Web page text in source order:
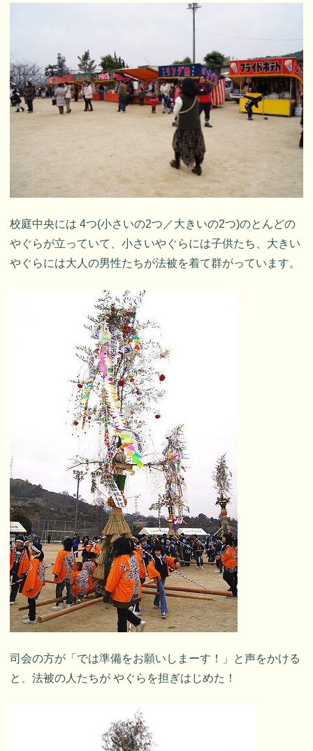
校庭中央には 4つ(小さいの2つ／大きいの2つ)のとんどの
やぐらが立っていて、小さいやぐらには子供たち、大きい
やぐらには大人の男性たちが法被を着て群がっています。
司会の方が「では準備をお願いしまーす！」と声をかける
と、法被の人たちが やぐらを担ぎはじめた！